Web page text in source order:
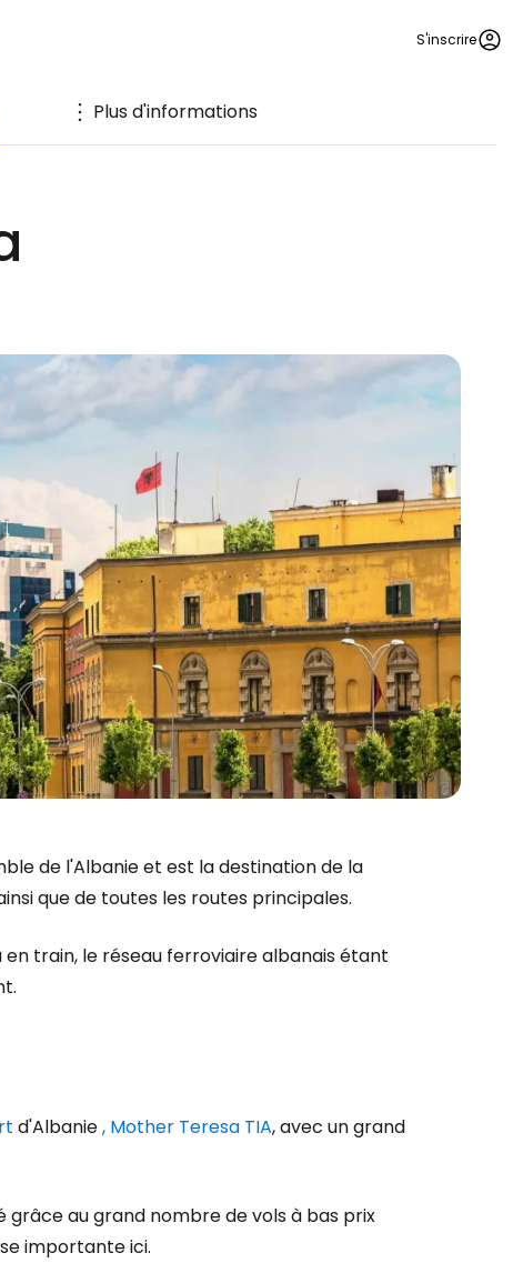
S'inscrire
Plus d'informations
de l'Albanie et est la destination de la
que de toutes les routes principales.
train, le réseau ferroviaire albanais étant
d'Albanie, Mother Teresa TIA, avec un grand
au grand nombre de vols à bas prix
importante ici.